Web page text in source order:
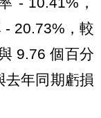
- 20.73%，較
9.76 個百分
去年同期虧損